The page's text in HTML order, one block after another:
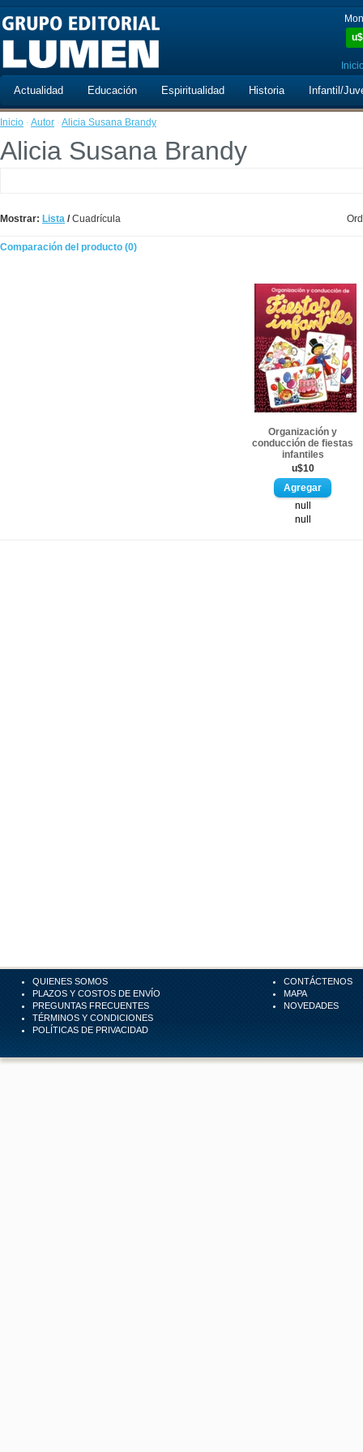
u$
Actualidad Educación Espiritualidad Historia Infantil/
Inicio · Autor · Alicia Susana Brandy
Alicia Susana Brandy
Mostrar: Lista /Cuadrícula
Comparación del producto (0)
Organización y
conducción de fiestas
infantiles
u$10
null
null
QUIENES SOMOS
PLAZOS Y COSTOS DE ENVÍO
PREGUNTAS FRECUENTES
TÉRMINOS Y CONDICIONES
POLÍTICAS DE PRIVACIDAD
CONTÁCTENOS
MAPA
NOVEDADES